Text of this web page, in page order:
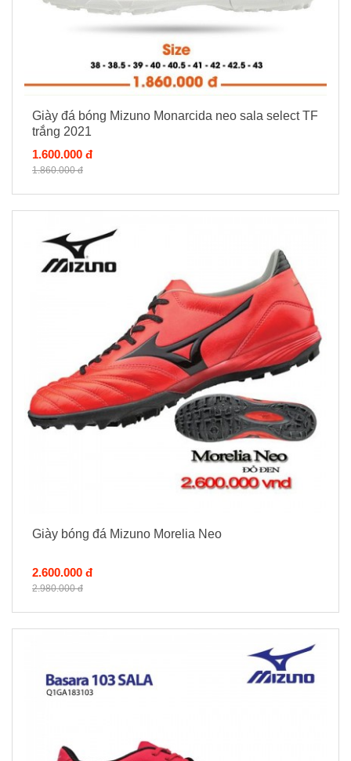
Giày đá bóng Mizuno Monarcida neo sala select TF
trắng 2021
1.600.000 đ
1.860.000 đ
Giày bóng đá Mizuno Morelia Neo
2.600.000 đ
2.980.000 đ